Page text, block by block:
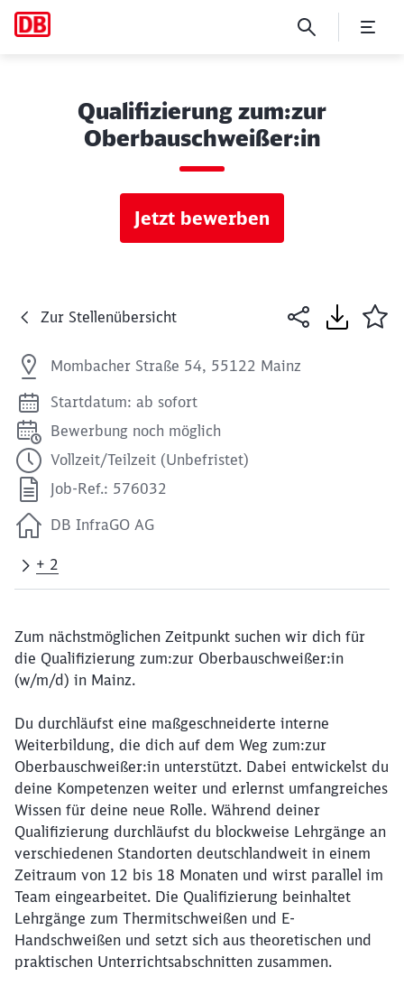
Qualifizierung zum:zur
Oberbauschweißer:in
Jetzt bewerben
Zur Stellenübersicht
Mombacher Straße 54, 55122 Mainz
Startdatum: ab sofort
Bewerbung noch möglich
Vollzeit/Teilzeit (Unbefristet)
Job-Ref.: 576032
DB InfraGO AG
+ 2
Zum nächstmöglichen Zeitpunkt suchen wir dich für
die Qualifizierung zum:zur Oberbauschweißer:in
(w/m/d) in Mainz.
Du durchläufst eine maßgeschneiderte interne
Weiterbildung, die dich auf dem Weg zum:zur
Oberbauschweißer:in unterstützt. Dabei entwickelst du
deine Kompetenzen weiter und erlernst umfangreiches
Wissen für deine neue Rolle. Während deiner
Qualifizierung durchläufst du blockweise Lehrgänge an
verschiedenen Standorten deutschlandweit in einem
Zeitraum von 12 bis 18 Monaten und wirst parallel im
Team eingearbeitet. Die Qualifizierung beinhaltet
Lehrgänge zum Thermitschweißen und E-
Handschweißen und setzt sich aus theoretischen und
praktischen Unterrichtsabschnitten zusammen.